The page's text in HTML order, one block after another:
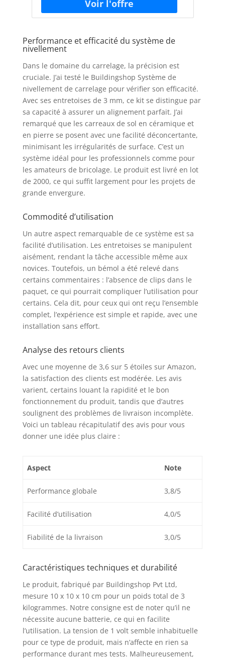
Performance et efficacité du système de
nivellement
Dans le domaine du carrelage, la précision est
cruciale. J’ai testé le Buildingshop Système de
nivellement de carrelage pour vérifier son efficacité.
Avec ses entretoises de 3 mm, ce kit se distingue par
sa capacité à assurer un alignement parfait. J’ai
remarqué que les carreaux de sol en céramique et
en pierre se posent avec une facilité déconcertante,
minimisant les irrégularités de surface. C’est un
système idéal pour les professionnels comme pour
les amateurs de bricolage. Le produit est livré en lot
de 2000, ce qui suffit largement pour les projets de
grande envergure.
Commodité d’utilisation
Un autre aspect remarquable de ce système est sa
facilité d’utilisation. Les entretoises se manipulent
aisément, rendant la tâche accessible même aux
novices. Toutefois, un bémol a été relevé dans
certains commentaires : l’absence de clips dans le
paquet, ce qui pourrait compliquer l’utilisation pour
certains. Cela dit, pour ceux qui ont reçu l’ensemble
complet, l’expérience est simple et rapide, avec une
installation sans effort.
Analyse des retours clients
Avec une moyenne de 3,6 sur 5 étoiles sur Amazon,
la satisfaction des clients est modérée. Les avis
varient, certains louant la rapidité et le bon
fonctionnement du produit, tandis que d’autres
soulignent des problèmes de livraison incomplète.
Voici un tableau récapitulatif des avis pour vous
donner une idée plus claire :
Aspect Note
Performance globale 3,8/5
Facilité d’utilisation 4,0/5
Fiabilité de la livraison 3,0/5
Caractéristiques techniques et durabilité
Le produit, fabriqué par Buildingshop Pvt Ltd,
mesure 10 x 10 x 10 cm pour un poids total de 3
kilogrammes. Notre consigne est de noter qu’il ne
nécessite aucune batterie, ce qui en facilite
l’utilisation. La tension de 1 volt semble inhabituelle
pour ce type de produit, mais n’affecte en rien sa
performance durant mes tests. Malheureusement,